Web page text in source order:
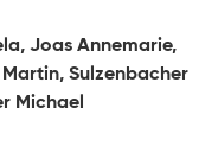
Joas Annemarie,
Sulzenbacher
Michael